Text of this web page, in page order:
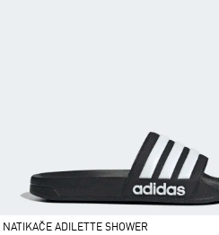
NATIKAČE ADILETTE SHOWER